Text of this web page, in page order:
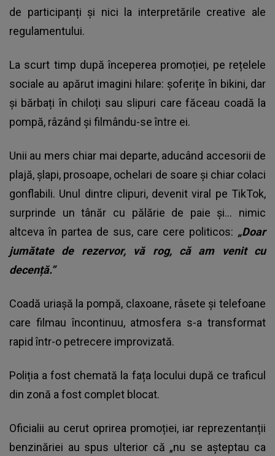
de participanți și nici la interpretările creative ale
regulamentului.
La scurt timp după începerea promoției, pe rețelele
sociale au apărut imagini hilare: șoferițe în bikini, dar
și bărbați în chiloți sau slipuri care făceau coadă la
pompă, râzând și filmându-se între ei.
Unii au mers chiar mai departe, aducând accesorii de
plajă, șlapi, prosoape, ochelari de soare și chiar colaci
gonflabili. Unul dintre clipuri, devenit viral pe TikTok,
surprinde un tânăr cu pălărie de paie și… nimic
altceva în partea de sus, care cere politicos: „Doar
jumătate de rezervor, vă rog, că am venit cu
decență.”
Coadă uriașă la pompă, claxoane, râsete și telefoane
care filmau încontinuu, atmosfera s-a transformat
rapid într-o petrecere improvizată.
Poliția a fost chemată la fața locului după ce traficul
din zonă a fost complet blocat.
Oficialii au cerut oprirea promoției, iar reprezentanții
benzinăriei au spus ulterior că „nu se așteptau ca